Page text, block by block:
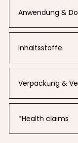
Anwendung &
Inhaltsstoffe
Verpackung &
*Health claims